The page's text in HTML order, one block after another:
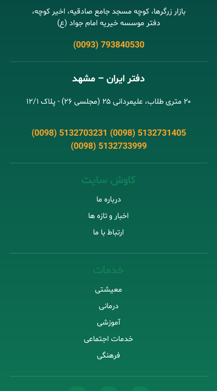
بازار زرگرها، کوچه مسجد جامع صادقیه، اخیر کوچه،
دفتر موسسه خیریه امام جواد (ع)
(0093) 793840530
دفتر ایران – مشهد
۲۰ متری طلاب، علیمردانی ۲۵ (مجلسی ۲۶) - پلاک ۱۲/۱
(0098) 5132703231 (0098) 5132731405
(0098) 5132733999
کاوش سایت
درباره ما
اخبار و تازه ها
ارتباط با ما
خدمات
معیشتی
درمانی
آموزشی
خدمات اجتماعی
فرهنگی